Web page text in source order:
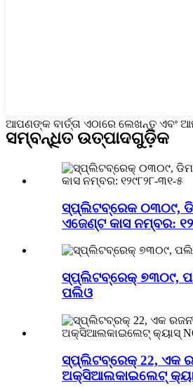
ଆପଣଙ୍କ ବାର୍ତ୍ତା ଏଠାରେ ଲେଖନ୍ତୁ ଏବଂ
ସମ୍ବନ୍ଧିତ ଉତ୍ପାଦଗୁଡ଼ିକ
ସ୍ପ୍ଲିଟବ୍ରେକ ୦୩୦୯,
ଏଜେଣ୍ଟ କାସ ନମ୍ବର:
ସ୍ପ୍ଲିଟବ୍ରେକ୍ ୭୩୦୯,
ପଲିଓ
ସ୍ପ୍ଲିଟବ୍ରେକ୍ 22, ଏକ
ଅକ୍ସିଆଲକାଇଲେଟ୍